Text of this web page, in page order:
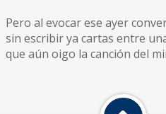
Pero al evocar ese ayer
sin escribir ya cartas entre
que aún oigo la canción del